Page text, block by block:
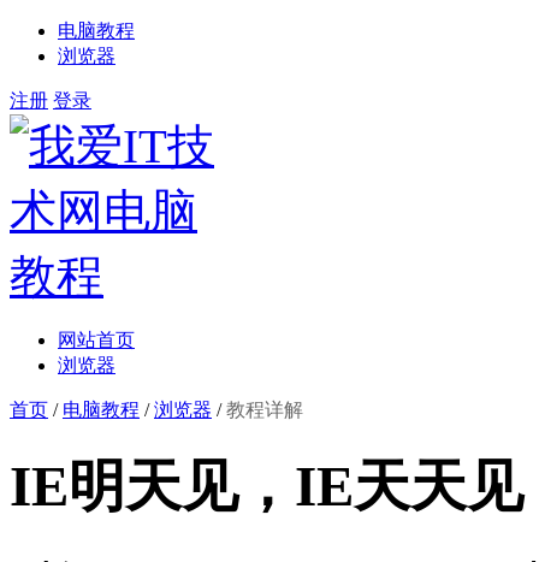
电脑教程
浏览器
注册 登录
网站首页
浏览器
首页 / 电脑教程 /浏览器 /教程详解
IE明天见，IE天天见